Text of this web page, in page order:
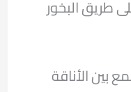
طريق البخور
بين الأناقة